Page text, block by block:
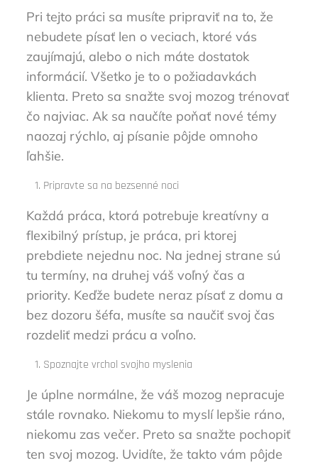
Pri tejto práci sa musíte pripraviť na to, že
nebudete písať len o veciach, ktoré vás
zaujímajú, alebo o nich máte dostatok
informácií. Všetko je to o požiadavkách
klienta. Preto sa snažte svoj mozog trénovať
čo najviac. Ak sa naučíte poňať nové témy
naozaj rýchlo, aj písanie pôjde omnoho
ľahšie.
Pripravte sa na bezsenné noci
Každá práca, ktorá potrebuje kreatívny a
flexibilný prístup, je práca, pri ktorej
prebdiete nejednu noc. Na jednej strane sú
tu termíny, na druhej váš voľný čas a
priority. Keďže budete neraz písať z domu a
bez dozoru šéfa, musíte sa naučiť svoj čas
rozdeliť medzi prácu a voľno.
Spoznajte vrchol svojho myslenia
Je úplne normálne, že váš mozog nepracuje
stále rovnako. Niekomu to myslí lepšie ráno,
niekomu zas večer. Preto sa snažte pochopiť
ten svoj mozog. Uvidíte, že takto vám pôjde